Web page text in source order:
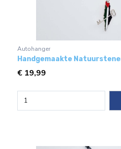
Autohanger
€ 19,99